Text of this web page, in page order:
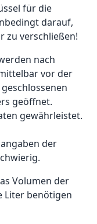
für die
darauf,
zu verschließen!
nach
vor der
geöffnet.
gewährleistet.
der
Volumen der
Liter benötigen